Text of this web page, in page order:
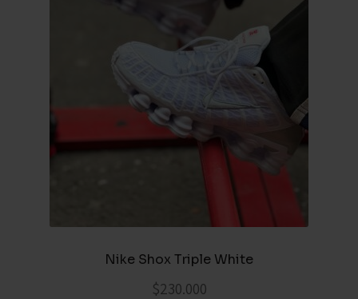
Nike Shox Triple White
$230.000